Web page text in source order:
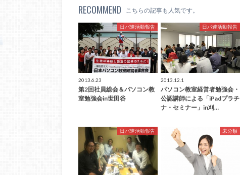
RECOMMEND こちらの記事も人気です。
日パ連活動報告
2013.6.23
第2回社員総会＆パソコン教
室勉強会in世田谷
日パ連活動報告
2013.12.1
パソコン教室経営者勉強会・
公認講師による「iPadプラチ
ナ・セミナー」in刈…
日パ連活動報告 未分類